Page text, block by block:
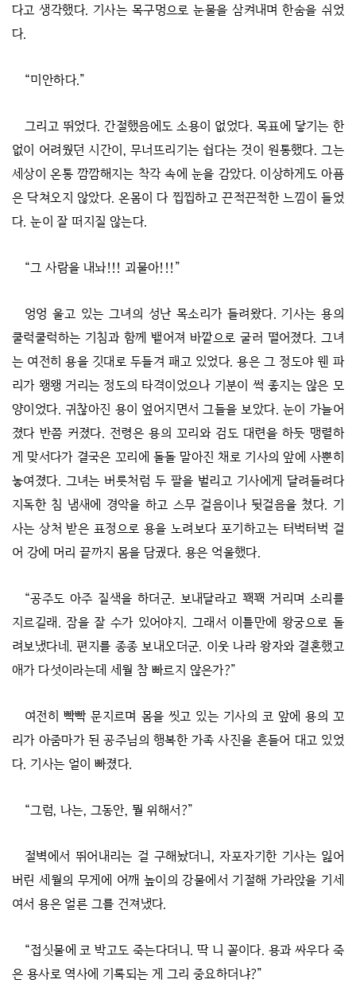
다고 생각했다. 기사는 목구멍으로 눈물을 삼켜내며 한숨을 쉬었
다.
“미안하다.”
그리고 뛰었다. 간절했음에도 소용이 없었다. 목표에 닿기는 한
없이 어려웠던 시간이, 무너뜨리기는 쉽다는 것이 원통했다. 그는
세상이 온통 깜깜해지는 착각 속에 눈을 감았다. 이상하게도 아픔
은 닥쳐오지 않았다. 온몸이 다 찝찝하고 끈적끈적한 느낌이 들었
다. 눈이 잘 떠지질 않는다.
“그 사람을 내놔!!! 괴물아!!!”
엉엉 울고 있는 그녀의 성난 목소리가 들려왔다. 기사는 용의
쿨럭쿨럭하는 기침과 함께 뱉어져 바깥으로 굴러 떨어졌다. 그녀
는 여전히 용을 깃대로 두들겨 패고 있었다. 용은 그 정도야 웬 파
리가 왱왱 거리는 정도의 타격이었으나 기분이 썩 좋지는 않은 모
양이었다. 귀찮아진 용이 엎어지면서 그들을 보았다. 눈이 가늘어
졌다 반쯤 커졌다. 전령은 용의 꼬리와 검도 대련을 하듯 맹렬하
게 맞서다가 결국은 꼬리에 돌돌 말아진 채로 기사의 앞에 사뿐히
놓여졌다. 그녀는 버릇처럼 두 팔을 벌리고 기사에게 달려들려다
지독한 침 냄새에 경악을 하고 스무 걸음이나 뒷걸음을 쳤다. 기
사는 상처 받은 표정으로 용을 노려보다 포기하고는 터벅터벅 걸
어 강에 머리 끝까지 몸을 담궜다. 용은 억울했다.
“공주도 아주 질색을 하더군. 보내달라고 꽥꽥 거리며 소리를
지르길래. 잠을 잘 수가 있어야지. 그래서 이틀만에 왕궁으로 돌
려보냈다네. 편지를 종종 보내오더군. 이웃 나라 왕자와 결혼했고
애가 다섯이라는데 세월 참 빠르지 않은가?”
여전히 빡빡 문지르며 몸을 씻고 있는 기사의 코 앞에 용의 꼬
리가 아줌마가 된 공주님의 행복한 가족 사진을 흔들어 대고 있었
다. 기사는 얼이 빠졌다.
“그럼, 나는, 그동안, 뭘 위해서?”
절벽에서 뛰어내리는 걸 구해놨더니, 자포자기한 기사는 잃어
버린 세월의 무게에 어깨 높이의 강물에서 기절해 가라앉을 기세
여서 용은 얼른 그를 건져냈다.
“접싯물에 코 박고도 죽는다더니. 딱 니 꼴이다. 용과 싸우다 죽
은 용사로 역사에 기록되는 게 그리 중요하더냐?”